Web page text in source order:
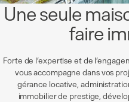
Une seule
faire
Forte de l’expertise et de
vous accompagne dans vos
gérance locative,
immobilier de prestige,